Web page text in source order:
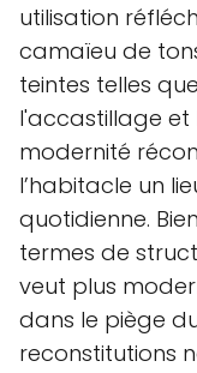
utilisation
camaïeu de
teintes telles
l'accastillage et
modernité
l’habitacle un
quotidienne.
termes de
veut plus
dans le piège
reconstitutions